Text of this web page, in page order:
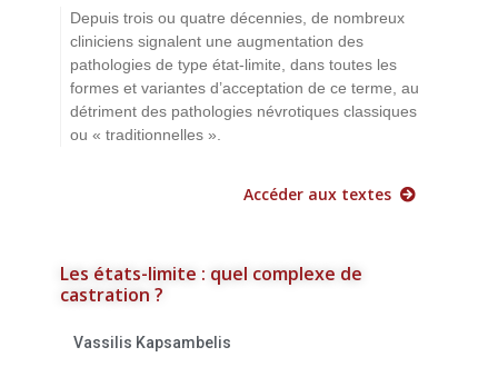
Depuis trois ou quatre décennies, de nombreux
cliniciens signalent une augmentation des
pathologies de type état-limite, dans toutes les
formes et variantes d’acceptation de ce terme, au
détriment des pathologies névrotiques classiques
ou « traditionnelles ».
Accéder aux textes
Les états-limite : quel complexe de
castration ?
Vassilis Kapsambelis